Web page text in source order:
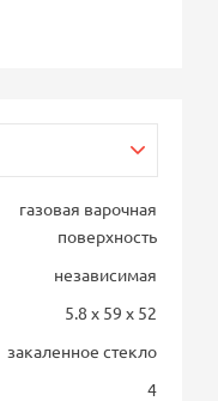
газовая варочная
поверхность
независимая
5.8 x 59 x 52
закаленное стекло
4